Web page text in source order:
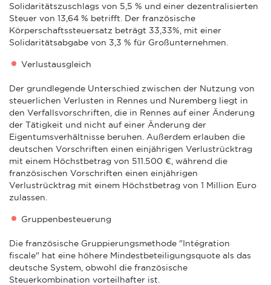
Solidaritätszuschlags von 5,5 % und einer dezentralisierten
Steuer von 13,64 % betrifft. Der französische
Körperschaftssteuersatz beträgt 33,33%, mit einer
Solidaritätsabgabe von 3,3 % für Großunternehmen.
Verlustausgleich
Der grundlegende Unterschied zwischen der Nutzung von
steuerlichen Verlusten in Rennes und Nuremberg liegt in
den Verfallsvorschriften, die in Rennes auf einer Änderung
der Tätigkeit und nicht auf einer Änderung der
Eigentumsverhältnisse beruhen. Außerdem erlauben die
deutschen Vorschriften einen einjährigen Verlustrücktrag
mit einem Höchstbetrag von 511.500 €, während die
französischen Vorschriften einen einjährigen
Verlustrücktrag mit einem Höchstbetrag von 1 Million Euro
zulassen.
Gruppenbesteuerung
Die französische Gruppierungsmethode "Intégration
fiscale" hat eine höhere Mindestbeteiligungsquote als das
deutsche System, obwohl die französische
Steuerkombination vorteilhafter ist.